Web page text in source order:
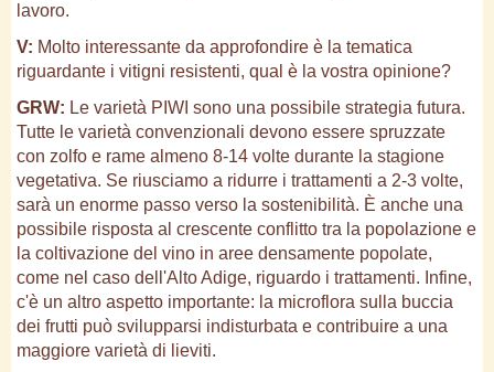
lavoro.
V: Molto interessante da approfondire è la tematica
riguardante i vitigni resistenti, qual è la vostra opinione?
GRW: Le varietà PIWI sono una possibile strategia futura.
Tutte le varietà convenzionali devono essere spruzzate
con zolfo e rame almeno 8-14 volte durante la stagione
vegetativa. Se riusciamo a ridurre i trattamenti a 2-3 volte,
sarà un enorme passo verso la sostenibilità. È anche una
possibile risposta al crescente conflitto tra la popolazione e
la coltivazione del vino in aree densamente popolate,
come nel caso dell'Alto Adige, riguardo i trattamenti. Infine,
c'è un altro aspetto importante: la microflora sulla buccia
dei frutti può svilupparsi indisturbata e contribuire a una
maggiore varietà di lieviti.